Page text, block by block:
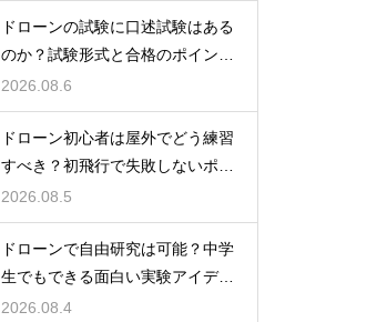
ドローンの試験に口述試験はある
のか？試験形式と合格のポイント
を解説
2026.08.6
ドローン初心者は屋外でどう練習
すべき？初飛行で失敗しないポイ
ント
2026.08.5
ドローンで自由研究は可能？中学
生でもできる面白い実験アイデア
を紹介
2026.08.4